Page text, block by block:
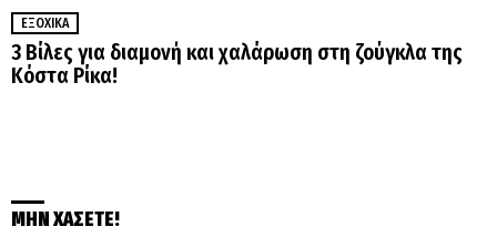
ΕΞΟΧΙΚΆ
3 Βίλες για διαμονή και χαλάρωση στη ζούγκλα της
Κόστα Ρίκα!
ΜΗΝ ΧΑΣΕΤΕ!